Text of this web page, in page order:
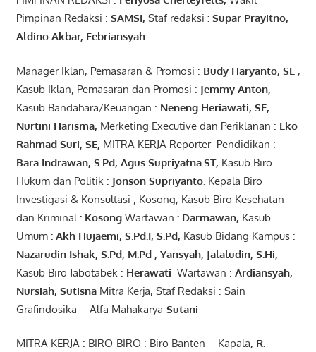
Pimpinan Redaksi : SAMSI, Staf redaksi : Supar Prayitno,
Aldino Akbar, Febriansyah.
Manager Iklan, Pemasaran & Promosi : Budy Haryanto, SE,
Kasub Iklan, Pemasaran dan Promosi : Jemmy Anton,
Kasub Bandahara/Keuangan : Neneng Heriawati, SE,
Nurtini Harisma, Merketing Executive dan Periklanan : Eko
Rahmad Suri, SE, MITRA KERJA Reporter Pendidikan :
Bara Indrawan, S.Pd, Agus Supriyatna.ST, Kasub Biro
Hukum dan Politik : Jonson Supriyanto. Kepala Biro
Investigasi & Konsultasi , Kosong, Kasub Biro Kesehatan
dan Kriminal : KosongWartawan : Darmawan, Kasub
Umum : Akh Hujaemi, S.Pd.I, S.Pd, Kasub Bidang Kampus :
Nazarudin Ishak, S.Pd, M.Pd, Yansyah, Jalaludin, S.Hi,
Kasub Biro Jabotabek : Herawati Wartawan : Ardiansyah,
Nursiah, SutisnaMitra Kerja, Staf Redaksi : Sain
Grafindosika – Alfa Mahakarya-Sutani
MITRA KERJA : BIRO-BIRO : Biro Banten – Kapala, R.